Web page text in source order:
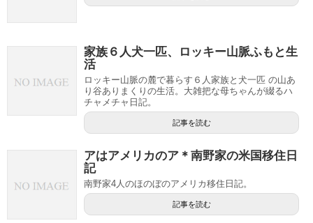
家族６人犬一匹、ロッキー山脈ふもと生
活
ロッキー山脈の麓で暮らす６人家族と犬一匹 の山あ
り谷ありまくりの生活。大雑把な母ちゃんが綴るハ
チャメチャ日記。
記事を読む
アはアメリカのア＊南野家の米国移住日
記
南野家4人のほのぼのアメリカ移住日記。
記事を読む